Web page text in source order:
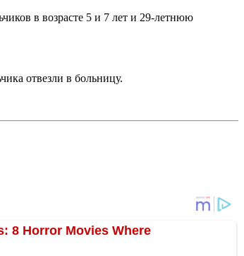
в возрасте 5 и 7 лет и 29-летнюю
отвезли в больницу.